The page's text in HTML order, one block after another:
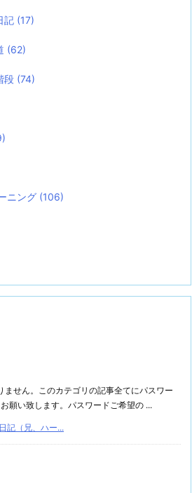
記 (17)
(62)
段 (74)
ニング (106)
ません。このカテゴリの記事全てにパスワー
願い致します。パスワードご希望の ...
記（兄、ハー...